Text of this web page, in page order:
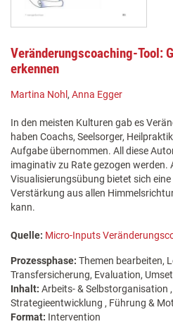
Veränderungscoaching-Tool:
erkennen
Martina Nohl , Anna Egger
In den meisten Kulturen gab es
haben Coachs, Seelsorger,
Aufgabe übernommen. All diese
imaginativ zu Rate gezogen werden.
Visualisierungsübung bietet sich
Verstärkung aus allen
kann.
Quelle: Micro-Inputs
Prozessphase: Themen bearbeiten,
Transfersicherung, Evaluation,
Inhalt: Arbeits- & Selbstorganisation
Strategieentwicklung , Führung &
Format: Intervention